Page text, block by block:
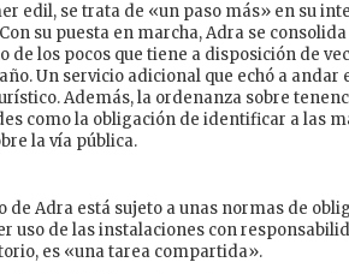
edil, se trata de «un paso más» en su
su puesta en marcha, Adra se
de los pocos que tiene a disposición de
Un servicio adicional que echó a
Además, la ordenanza sobre
como la obligación de identificar a las
la vía pública.
de Adra está sujeto a unas normas de
uso de las instalaciones con
es «una tarea compartida».